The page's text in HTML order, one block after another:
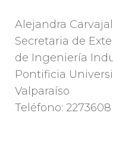
Alejandra
Secretaria de
de Ingeniería
Pontificia
Valparaíso
Teléfono: 2273608